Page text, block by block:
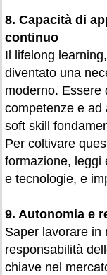
8. Capacità di
continuo
Il lifelong
diventato una
moderno. Essere
competenze e ad
soft skill
Per coltivare
formazione, leggi
e tecnologie, e
9. Autonomia e
Saper lavorare in
responsabilità
chiave nel